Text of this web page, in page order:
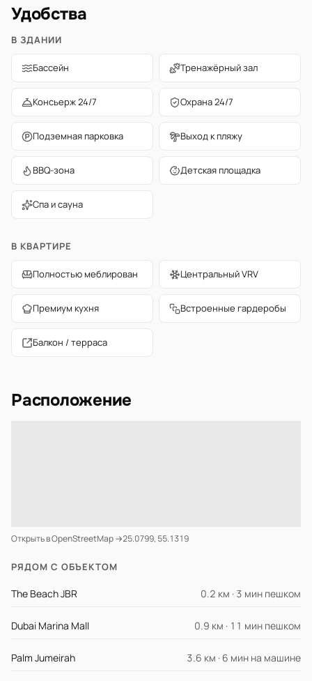
Удобства
В ЗДАНИИ
Бассейн Тренажёрный зал
Консьерж 24/7 Охрана 24/7
Подземная парковка Выход к пляжу
BBQ-зона Детская площадка
Спа и сауна
В КВАРТИРЕ
Полностью меблирован Центральный VRV
Премиум кухня Встроенные гардеробы
Балкон / терраса
Расположение
Открыть в OpenStreetMap →25.0799, 55.1319
РЯДОМ С ОБЪЕКТОМ
The Beach JBR 0.2 км · 3 мин пешком
Dubai Marina Mall 0.9 км · 11 мин пешком
Palm Jumeirah 3.6 км · 6 мин на машине